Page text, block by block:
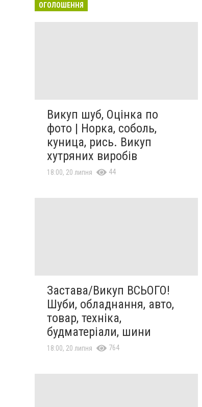
ОГОЛОШЕННЯ
Викуп шуб, Оцінка по
фото | Норка, соболь,
куница, рись. Викуп
хутряних виробів
18:00, 20 липня 44
Застава/Викуп ВСЬОГО!
Шуби, обладнання, авто,
товар, техніка,
будматеріали, шини
18:00, 20 липня 764